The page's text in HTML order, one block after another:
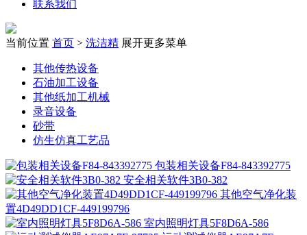
联系我们
当前位置 首页 > 洗洁精 展开更多菜单
其他传热设备
石油加工设备
其他纸加工机械
录音设备
砂带
仿生仿真工艺品
包装相关设备F84-843392775
安全相关软件3B0-382
其他空气净化装
置4D49DD1CF-449199796
室内照明灯具5F8D6A-586